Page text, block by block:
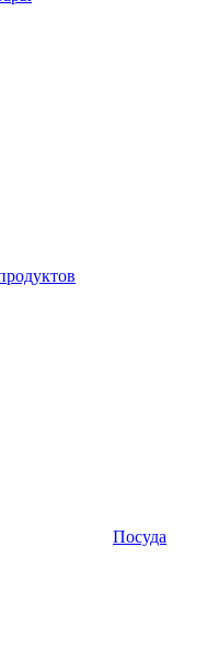
Посуда